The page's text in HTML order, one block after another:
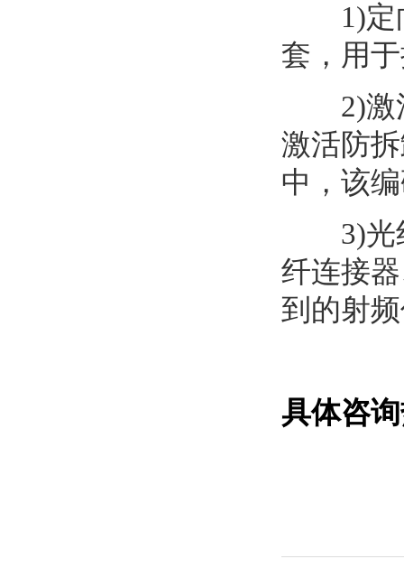
1)定向
套，用
2)激活
激活防
中，该
3)光纤
纤连接
到的射
具体咨